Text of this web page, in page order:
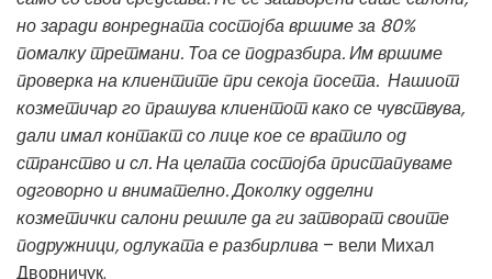
но заради вонредната состојба вршиме за 80%
помалку третмани. Тоа се подразбира. Им вршиме
проверка на клиентите при секоја посета. Нашиот
козметичар го прашува клиентот како се чувствува,
дали имал контакт со лице кое се вратило од
странство и сл. На целата состојба пристапуваме
одговорно и внимателно. Доколку одделни
козметички салони решиле да ги затворат своите
подружници, одлуката е разбирлива – вели Михал
Дворничук.